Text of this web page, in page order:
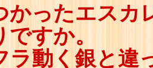
かったエスカ
すか。
ラ動く銀と違